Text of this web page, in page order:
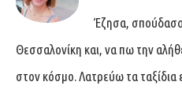
Έζησα,
Θεσσαλονίκη και, να πω την
στον κόσμο. Λατρεύω τα ταξίδια